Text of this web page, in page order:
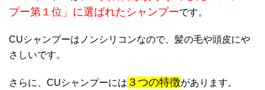
プー第１位」に選ばれたシャンプーです。
CUシャンプーはノンシリコンなので、髪の毛や頭皮にや
さしいです。
さらに、CUシャンプーには ３つの特徴があります。